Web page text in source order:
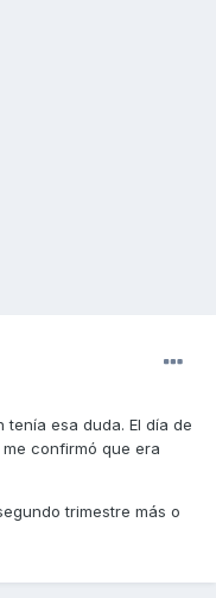
esa duda. El día de
confirmó que era
trimestre más o